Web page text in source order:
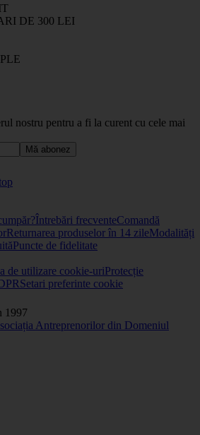
DE 300 LEI
nostru pentru a fi la curent cu cele mai
Mă abonez
Întrebări frecventeComandă
Returnarea produselor în 14 zileModalități
Puncte de fidelitate
de utilizare cookie-uriProtecție
Setari preferinte cookie